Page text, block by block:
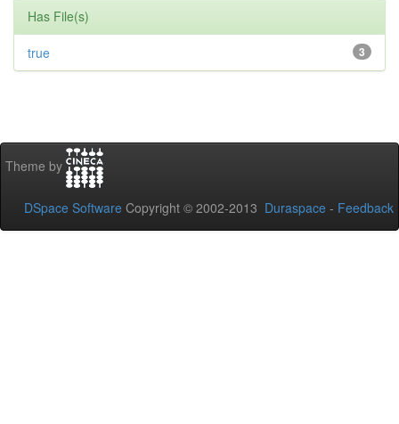
Has File(s)
3
true
Theme by
DSpace Software Copyright © 2002-2013 Duraspace - Feedback